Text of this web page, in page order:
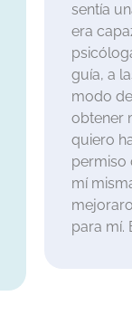
sentía
era
guía, a
modo
obtener
quiero
permiso
mí
para mí.